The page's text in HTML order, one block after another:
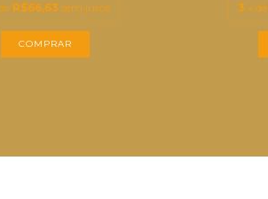
R$66,63 sem juros
COMPRAR
3 x de